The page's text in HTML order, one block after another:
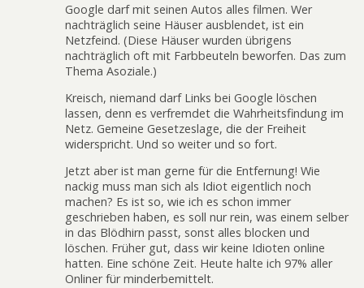
Google darf mit seinen Autos alles filmen. Wer
nachträglich seine Häuser ausblendet, ist ein
Netzfeind. (Diese Häuser wurden übrigens
nachträglich oft mit Farbbeuteln beworfen. Das zum
Thema Asoziale.)
Kreisch, niemand darf Links bei Google löschen
lassen, denn es verfremdet die Wahrheitsfindung im
Netz. Gemeine Gesetzeslage, die der Freiheit
widerspricht. Und so weiter und so fort.
Jetzt aber ist man gerne für die Entfernung! Wie
nackig muss man sich als Idiot eigentlich noch
machen? Es ist so, wie ich es schon immer
geschrieben haben, es soll nur rein, was einem selber
in das Blödhirn passt, sonst alles blocken und
löschen. Früher gut, dass wir keine Idioten online
hatten. Eine schöne Zeit. Heute halte ich 97% aller
Onliner für minderbemittelt.